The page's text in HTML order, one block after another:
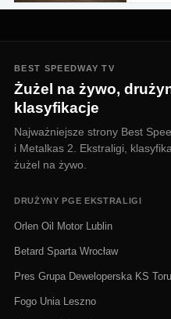
BEST SPEEDWAY TV
Żużel na żywo,
klasyfikacje
Najważniejsze strony Best
i Metalkas 2. Ekstraligi,
żużel na żywo.
DRUŻYNY PGE EKSTRALIGI
Orlen Oil Motor Lublin
Betard Sparta Wrocław
Pres Grupa Deweloperska KS
Fogo Unia Leszno